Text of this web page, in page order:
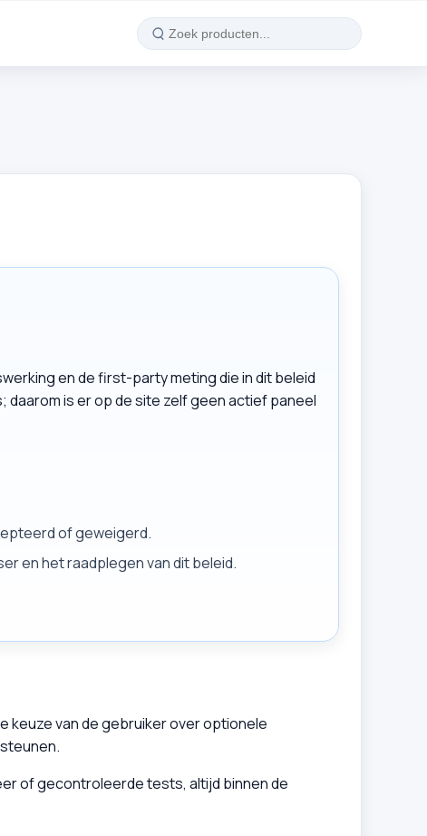
en de first-party meting die in dit beleid
is er op de site zelf geen actief paneel
of geweigerd.
en het raadplegen van dit beleid.
keuze van de gebruiker over optionele
of gecontroleerde tests, altijd binnen de